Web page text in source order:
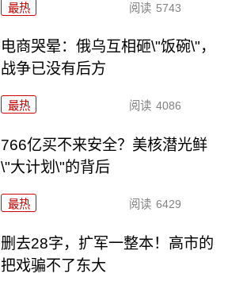
最热 阅读 5743
电商哭晕：俄乌互相砸\"饭碗\"，
战争已没有后方
最热 阅读 4086
766亿买不来安全？美核潜光鲜
\"大计划\"的背后
最热 阅读 6429
删去28字，扩军一整本！高市的
把戏骗不了东大